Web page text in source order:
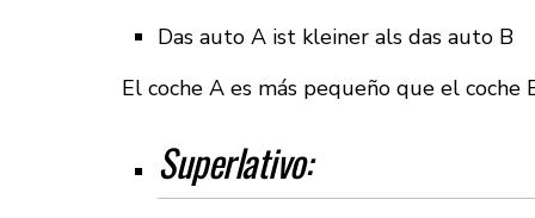
Das auto A ist kleiner als das auto B
El coche A es más pequeño que el coche
Superlativo: